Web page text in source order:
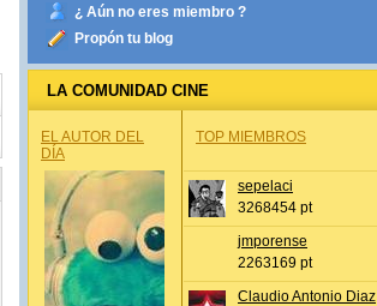
¿ Aún no eres miembro ?
Propón tu blog
LA COMUNIDAD CINE
EL AUTOR DEL
DÍA
TOP MIEMBROS
sepelaci
3268454 pt
jmporense
2263169 pt
Claudio Antonio Diaz